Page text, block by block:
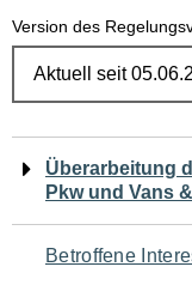
Version des
Navigation
für
den
Überarbeitung
Pkw und Vans
Betroffene